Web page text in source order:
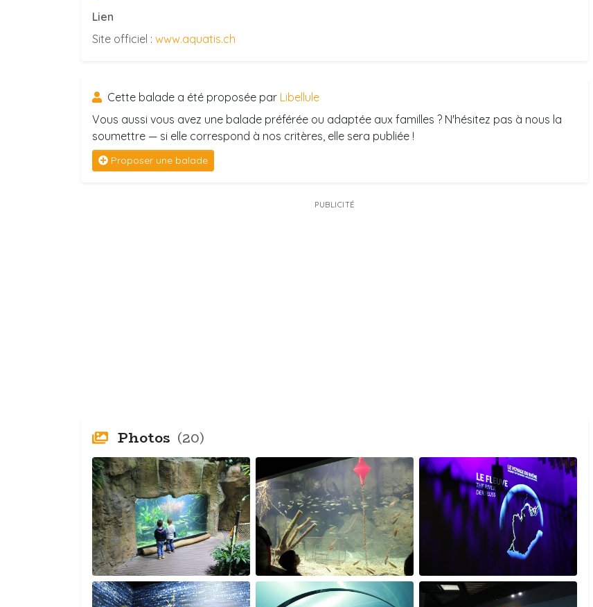
Lien
Site officiel : www.aquatis.ch
Cette balade a été proposée par Libellule
Vous aussi vous avez une balade préférée ou adaptée aux familles ? N'hésitez pas à nous la
soumettre — si elle correspond à nos critères, elle sera publiée !
Proposer une balade
PUBLICITÉ
Photos (20)